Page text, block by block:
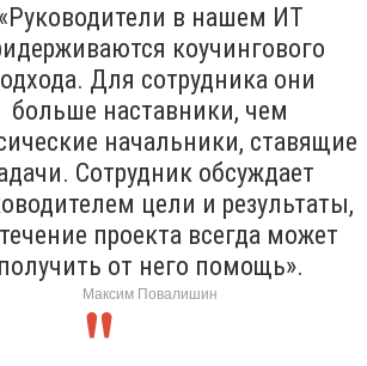
«Руководители в нашем ИТ
коучингового
Для сотрудника они
больше наставники, чем
начальники, ставящие
Сотрудник обсуждает
цели и результаты,
проекта всегда может
получить от него помощь».
Максим Повалишин